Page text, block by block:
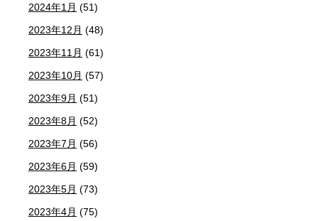
2024年1月 (51)
2023年12月 (48)
2023年11月 (61)
2023年10月 (57)
2023年9月 (51)
2023年8月 (52)
2023年7月 (56)
2023年6月 (59)
2023年5月 (73)
2023年4月 (75)